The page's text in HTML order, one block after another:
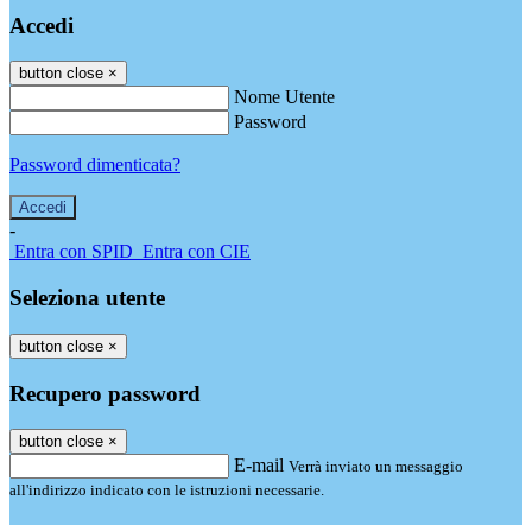
Accedi
button close ×
Nome Utente
Password
Password dimenticata?
-
Entra con SPID Entra con CIE
Seleziona utente
button close ×
Recupero password
button close ×
E-mail Verrà inviato un messaggio
all'indirizzo indicato con le istruzioni necessarie.